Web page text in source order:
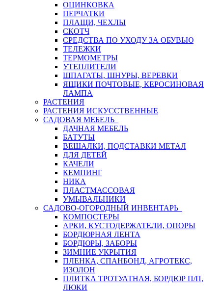
ОЦИНКОВКА
ПЕРЧАТКИ
ПЛАЩИ, ЧЕХЛЫ
СКОТЧ
СРЕДСТВА ПО УХОДУ ЗА ОБУВЬЮ
ТЕЛЕЖКИ
ТЕРМОМЕТРЫ
УТЕПЛИТЕЛИ
ШПАГАТЫ, ШНУРЫ, ВЕРЕВКИ
ЯЩИКИ ПОЧТОВЫЕ, КЕРОСИНОВАЯ
ЛАМПА
РАСТЕНИЯ
РАСТЕНИЯ ИСКУССТВЕННЫЕ
САДОВАЯ МЕБЕЛЬ
ДАЧНАЯ МЕБЕЛЬ
БАТУТЫ
ВЕШАЛКИ, ПОДСТАВКИ МЕТАЛ
ДЛЯ ДЕТЕЙ
КАЧЕЛИ
КЕМПИНГ
НИКА
ПЛАСТМАССОВАЯ
УМЫВАЛЬНИКИ
САДОВО-ОГОРОДНЫЙ ИНВЕНТАРЬ
КОМПОСТЕРЫ
АРКИ, КУСТОДЕРЖАТЕЛИ, ОПОРЫ
БОРДЮРНАЯ ЛЕНТА
БОРДЮРЫ, ЗАБОРЫ
ЗИМНИЕ УКРЫТИЯ
ПЛЕНКА, СПАНБОНД, АГРОТЕКС,
ИЗОЛОН
ПЛИТКА ТРОТУАТНАЯ, БОРДЮР П/П,
ЛЮКИ